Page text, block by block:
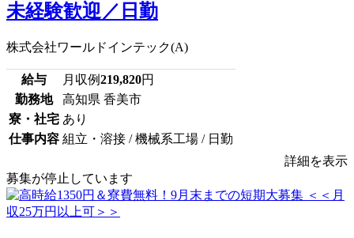
未経験歓迎／日勤
株式会社ワールドインテック(A)
給与 月収例219,820円
勤務地
高知県 香美市
寮・社宅 あり
仕事内容 組立・溶接 / 機械系工場 / 日勤
詳細を表示
募集が停止しています